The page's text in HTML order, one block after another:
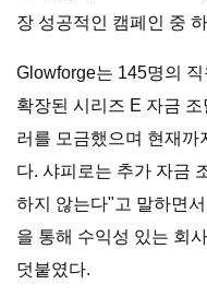
장 성공적인 캠페인 중
Glowforge는 145명의
확장된 시리즈 E 자금
러를 모금했으며 현재까
다. 샤피로는 추가 자금
하지 않는다"고 말하면
을 통해 수익성 있는 회
덧붙였다.